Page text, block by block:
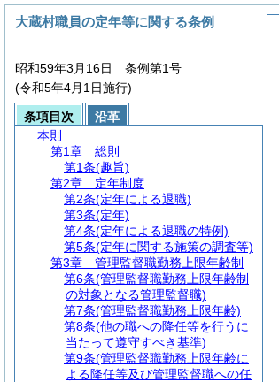
大蔵村職員の定年等に関する条例
昭和59年3月16日 条例第1号
(令和5年4月1日施行)
条項目次
沿革
本則
第1章
総則
第1条(趣旨)
第2章
定年制度
第2条(定年による退職)
第3条(定年)
第4条(定年による退職の特例)
第5条(定年に関する施策の調査等)
第3章
管理監督職勤務上限年齢制
第6条(管理監督職勤務上限年齢制
の対象となる管理監督職)
第7条(管理監督職勤務上限年齢)
第8条(他の職への降任等を行うに
当たって遵守すべき基準)
第9条(管理監督職勤務上限年齢に
よる降任等及び管理監督職への任